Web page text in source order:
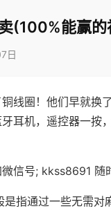
(100%能赢的
日
线圈！他们早就换
耳机，遥控器一按
信号; kkss8691 随
指通过一些无需对